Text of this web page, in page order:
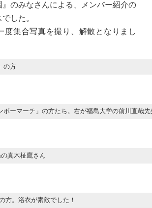
』のみなさんによる、メンバー紹介の
した。
集合写真を撮り、解散となりまし
の方
ボーマーチ」の方たち。右が福島大学の前川直哉
真木柾鷹さん
方。浴衣が素敵でした！